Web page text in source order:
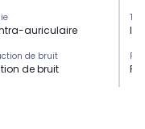
auriculaire
de bruit
de bruit
libres
PF